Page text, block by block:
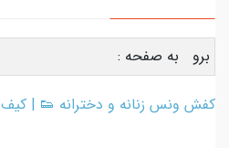
برو به صفحه :
کفش ونس زنانه و دخترانه 👟 | کیف